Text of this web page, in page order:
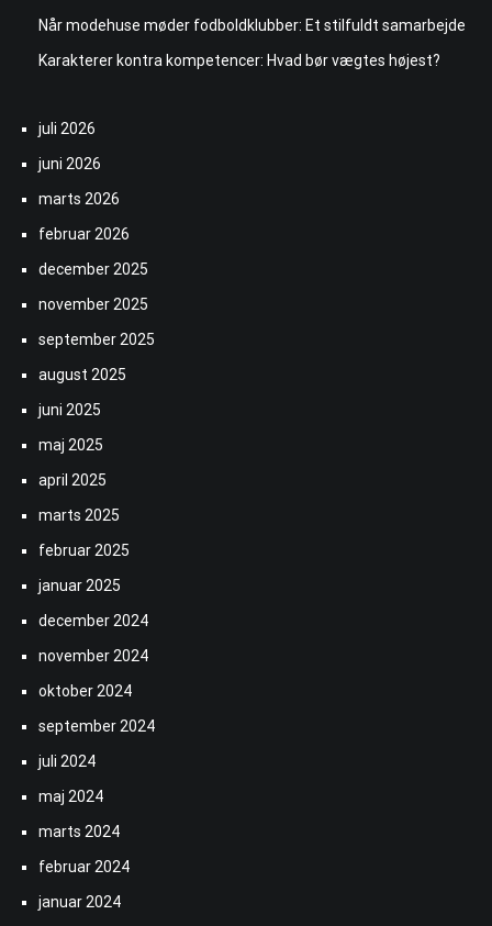
Når modehuse møder fodboldklubber: Et stilfuldt samarbejde
Karakterer kontra kompetencer: Hvad bør vægtes højest?
juli 2026
juni 2026
marts 2026
februar 2026
december 2025
november 2025
september 2025
august 2025
juni 2025
maj 2025
april 2025
marts 2025
februar 2025
januar 2025
december 2024
november 2024
oktober 2024
september 2024
juli 2024
maj 2024
marts 2024
februar 2024
januar 2024